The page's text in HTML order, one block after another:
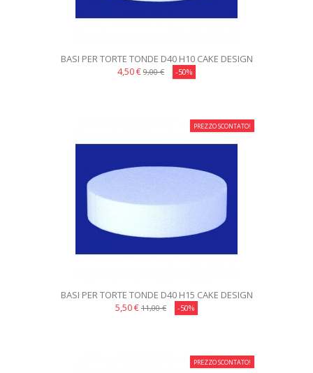
BASI PER TORTE TONDE D40 H10 CAKE DESIGN
4,50 € 9,00 € -50%
PREZZO SCONTATO!
BASI PER TORTE TONDE D40 H15 CAKE DESIGN
5,50 € 11,00 € -50%
PREZZO SCONTATO!